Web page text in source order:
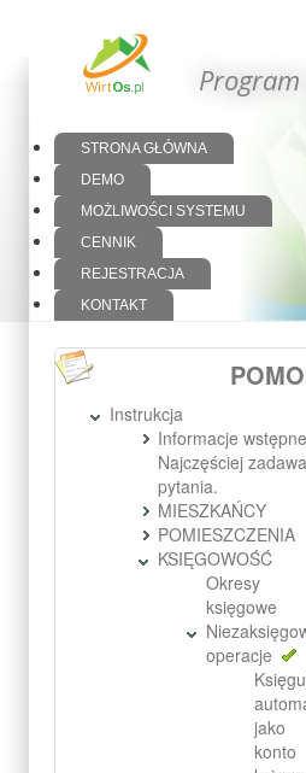
STRONA GŁÓWNA
DEMO
MOŻLIWOŚCI SYSTEMU
CENNIK
REJESTRACJA
KONTAKT
Instrukcja
Informacje wstępne
Najczęściej
pytania.
MIESZKAŃCY
POMIESZCZENIA
KSIĘGOWOŚĆ
Okresy
księgowe
operacje
jako
konto